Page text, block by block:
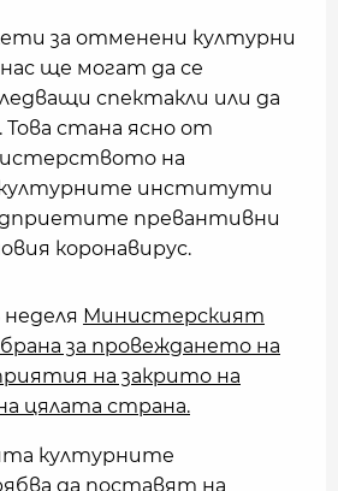
за отменени културни
ще могат да се
спектакли или да
стана ясно от
на
институти
превантивни
коронавирус.
Министерският
за провеждането на
на закрито на
цялата страна.
културните
да поставят на